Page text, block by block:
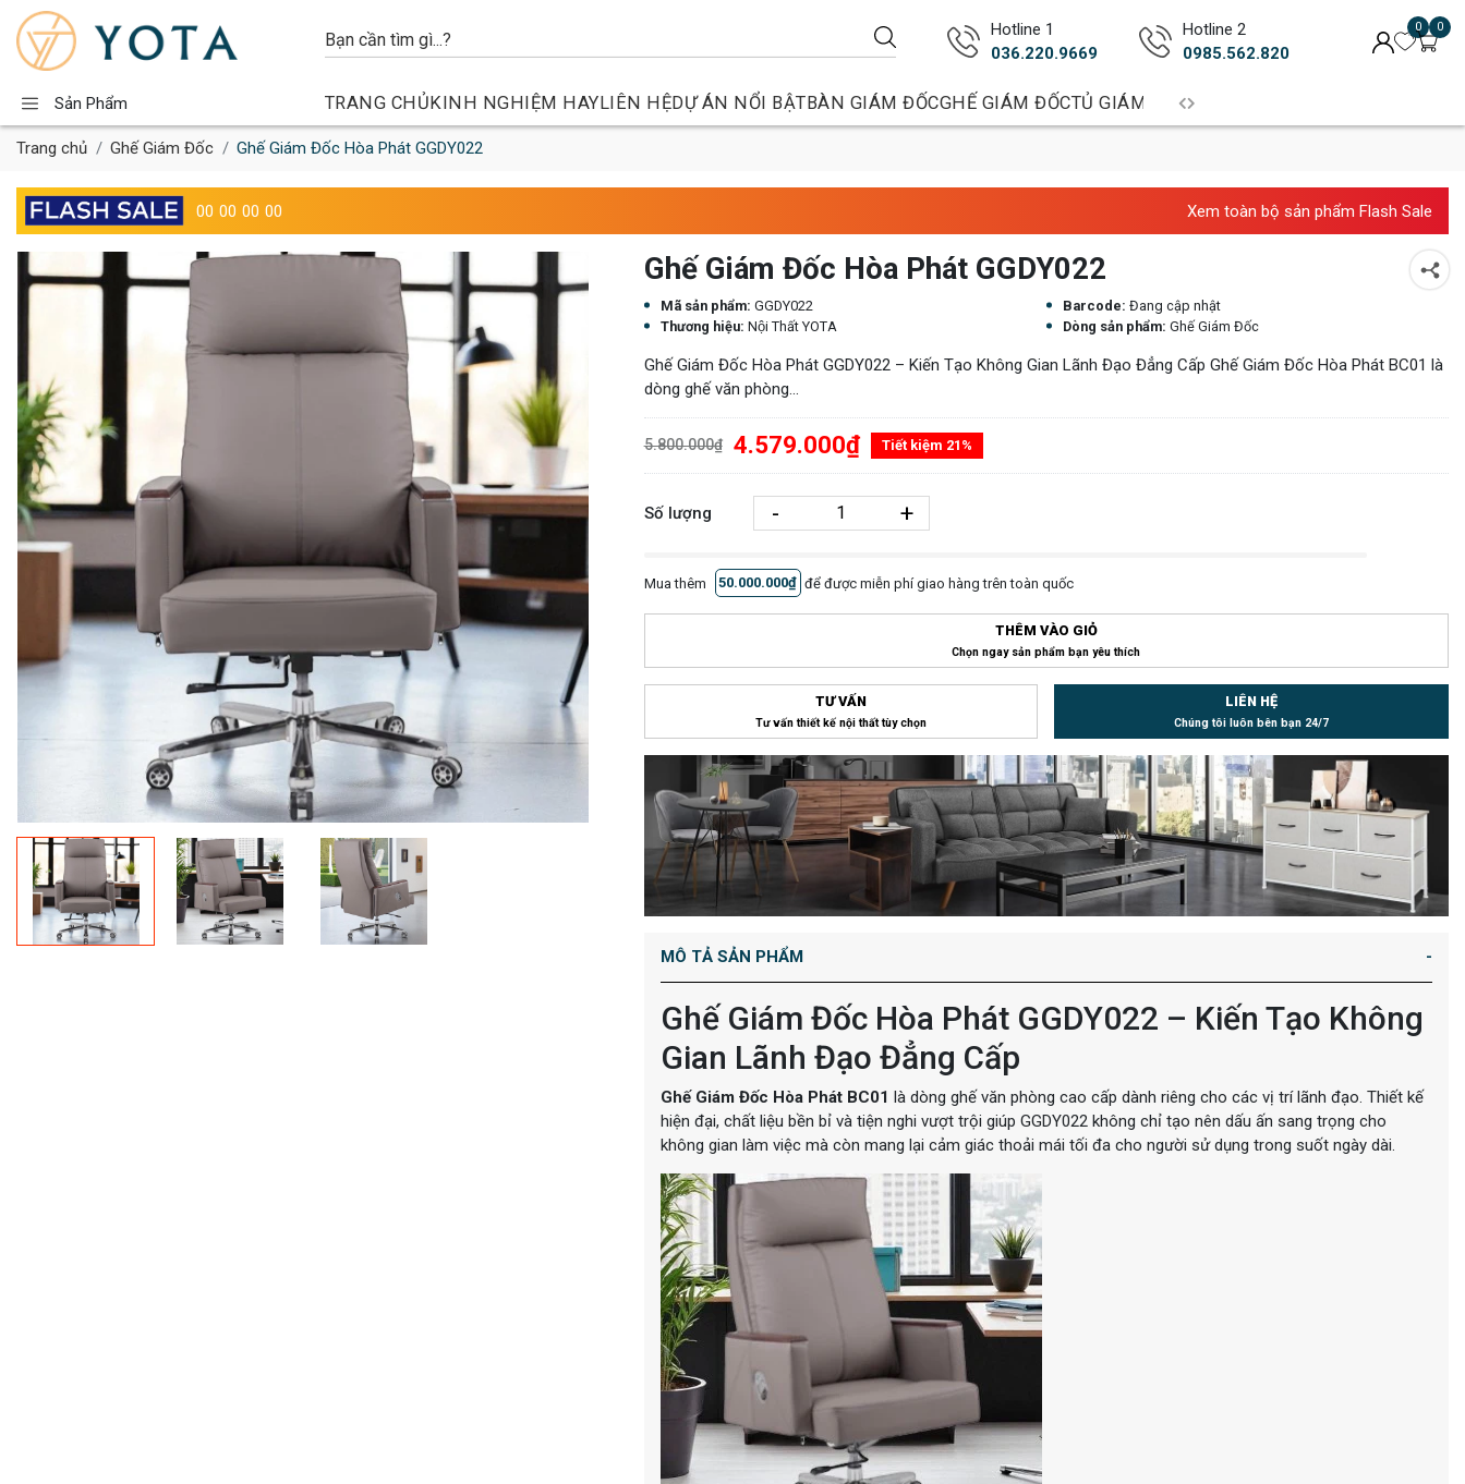
Hotline 1
036.220.9669
Hotline 2
0985.562.820
0 0
Sản Phẩm TRANG CHỦKINH NGHIỆM HAYLIÊN HỆDỰ ÁN NỔI BẬTBÀN GIÁM ĐỐCGHẾ GIÁM ĐỐCTỦ GIÁM ĐỐCBÀN TRƯỞNG PHÒNG
Trang chủ Ghế Giám Đốc Ghế Giám Đốc Hòa Phát GGDY022
00 00 00 00 Xem toàn bộ sản phẩm Flash Sale
Ghế Giám Đốc Hòa Phát GGDY022
Mã sản phẩm: GGDY022 Barcode: Đang cập nhật
Thương hiệu: Nội Thất YOTA Dòng sản phẩm: Ghế Giám Đốc
Ghế Giám Đốc Hòa Phát GGDY022 – Kiến Tạo Không Gian Lãnh Đạo Đẳng Cấp Ghế Giám Đốc Hòa Phát BC01 là
dòng ghế văn phòng...
5.800.000₫ 4.579.000₫ Tiết kiệm 21%
Số lượng - +
Mua thêm 50.000.000₫ để được miễn phí giao hàng trên toàn quốc
THÊM VÀO GIỎ
Chọn ngay sản phẩm bạn yêu thích
TƯ VẤN
Tư vấn thiết kế nội thất tùy chọn
LIÊN HỆ
Chúng tôi luôn bên bạn 24/7
MÔ TẢ SẢN PHẨM
Ghế Giám Đốc Hòa Phát GGDY022 – Kiến Tạo Không
Gian Lãnh Đạo Đẳng Cấp
Ghế Giám Đốc Hòa Phát BC01 là dòng ghế văn phòng cao cấp dành riêng cho các vị trí lãnh đạo. Thiết kế
hiện đại, chất liệu bền bỉ và tiện nghi vượt trội giúp GGDY022 không chỉ tạo nên dấu ấn sang trọng cho
không gian làm việc mà còn mang lại cảm giác thoải mái tối đa cho người sử dụng trong suốt ngày dài.